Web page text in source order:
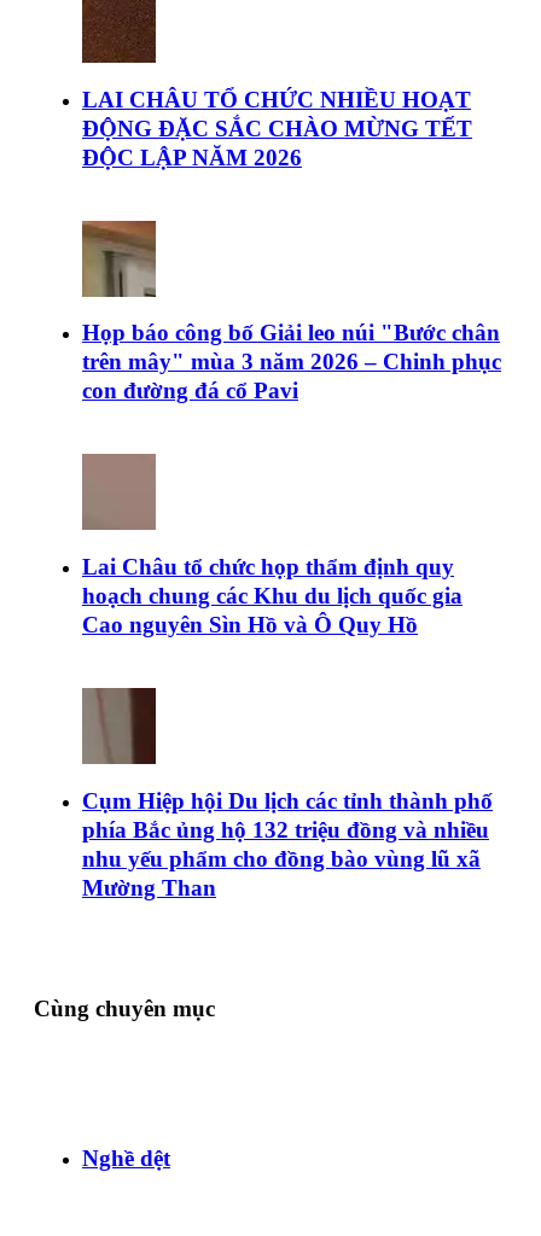
LAI CHÂU TỔ CHỨC NHIỀU HOẠT
ĐỘNG ĐẶC SẮC CHÀO MỪNG TẾT
ĐỘC LẬP NĂM 2026
Họp báo công bố Giải leo núi "Bước chân
trên mây" mùa 3 năm 2026 – Chinh phục
con đường đá cổ Pavi
Lai Châu tổ chức họp thẩm định quy
hoạch chung các Khu du lịch quốc gia
Cao nguyên Sìn Hồ và Ô Quy Hồ
Cụm Hiệp hội Du lịch các tỉnh thành phố
phía Bắc ủng hộ 132 triệu đồng và nhiều
nhu yếu phẩm cho đồng bào vùng lũ xã
Mường Than
Cùng chuyên mục
Nghề dệt